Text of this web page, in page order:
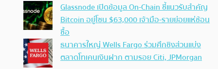
Glassnode เปิดข้อมูล On-Chain ชี้แนวรับสำคัญ
Bitcoin อยู่โซน $63,000 เจ้ามือ-รายย่อยแห่ช้อน
ซื้อ
ธนาคารใหญ่ Wells Fargo ร่วมศึกชิงส่วนแบ่ง
ตลาดโทเคนเงินฝาก ตามรอย Citi, JPMorgan